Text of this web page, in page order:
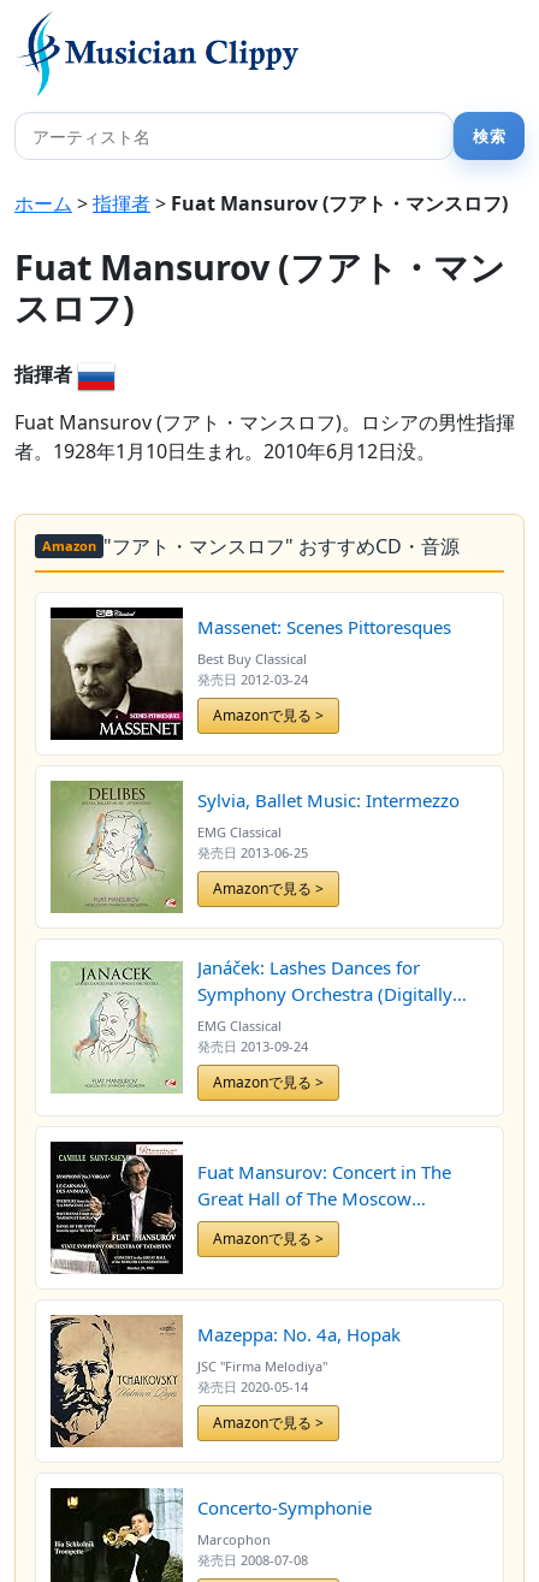
ホーム >指揮者> Fuat Mansurov (フアト・マンスロフ)
Fuat Mansurov (フアト・マン
スロフ)
指揮者
Fuat Mansurov (フアト・マンスロフ)。ロシアの男性指揮
者。1928年1月10日生まれ。2010年6月12日没。
Amazon "フアト・マンスロフ" おすすめCD・音源
Massenet: Scenes Pittoresques
Best Buy Classical
発売日 2012-03-24
Amazonで見る >
Sylvia, Ballet Music: Intermezzo
EMG Classical
発売日 2013-06-25
Amazonで見る >
Janáček: Lashes Dances for
Symphony Orchestra (Digitally
Remastered)
EMG Classical
発売日 2013-09-24
Amazonで見る >
Fuat Mansurov: Concert in The
Great Hall of The Moscow
Conservatoire
Amazonで見る >
Mazeppa: No. 4a, Hopak
JSC "Firma Melodiya"
発売日 2020-05-14
Amazonで見る >
Concerto-Symphonie
Marcophon
発売日 2008-07-08